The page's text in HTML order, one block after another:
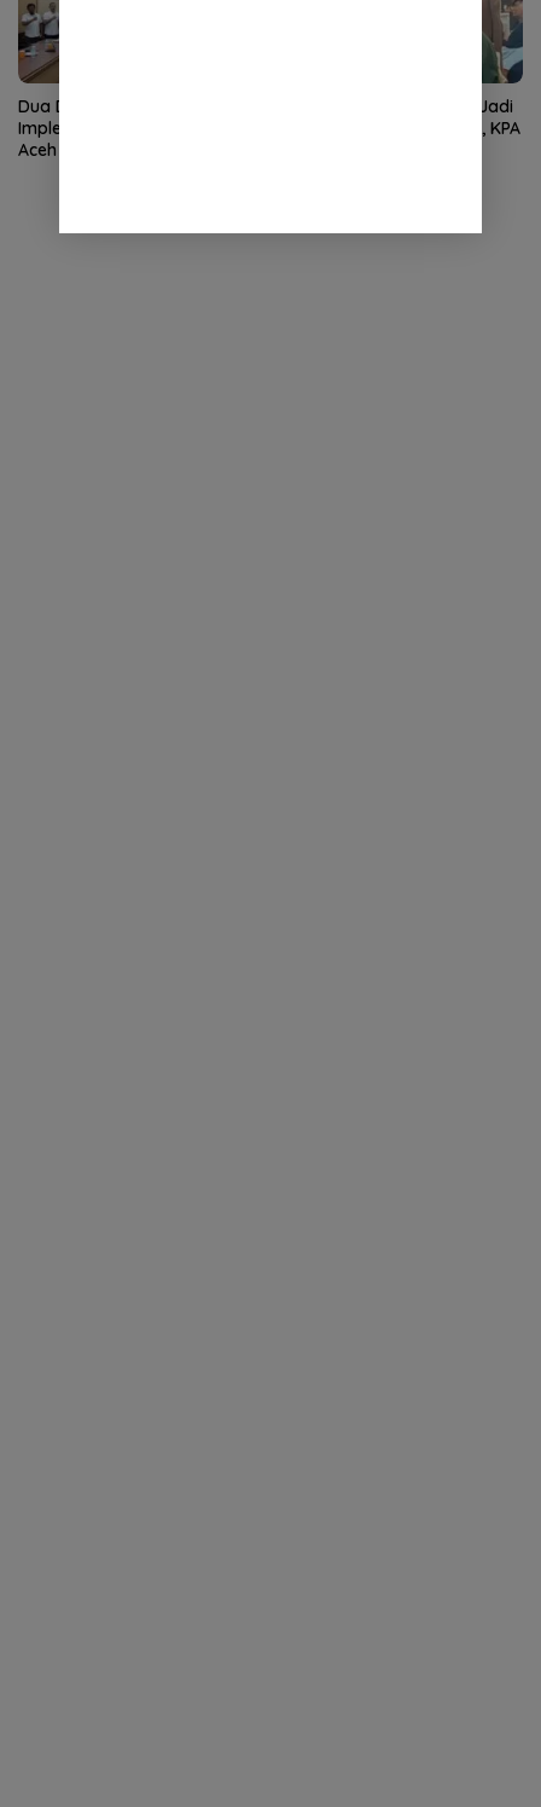
Dua Dekade MoU Helsinki,
Implementasi Kewenangan
Aceh Masih Jadi Tantangan
Wan Malaya Dipercaya Jadi
Pj Ketua PA Nagan Raya, KPA